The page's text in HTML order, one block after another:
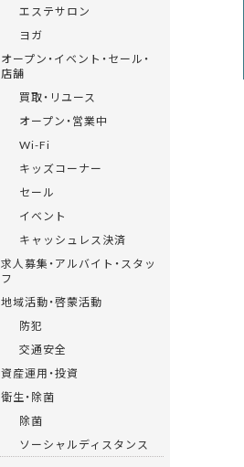
エステサロン
ヨガ
オープン・イベント・セール・
店舗
買取・リユース
オープン・営業中
Wi-Fi
キッズコーナー
セール
イベント
キャッシュレス決済
求人募集・アルバイト・スタッ
フ
地域活動・啓蒙活動
防犯
交通安全
資産運用・投資
衛生・除菌
除菌
ソーシャルディスタンス